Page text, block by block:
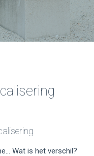
Wat is het verschil?